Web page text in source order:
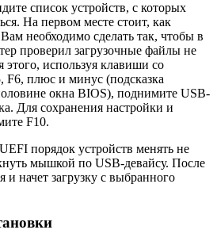
список устройств, с которых
На первом месте стоит, как
необходимо сделать так, чтобы в
проверил загрузочные файлы не
используя клавиши со
F6, плюс и минус (подсказка
окна BIOS), поднимите USB-
Для сохранения настройки и
F10.
порядок устройств менять не
мышкой по USB-девайсу. После
и начет загрузку с выбранного